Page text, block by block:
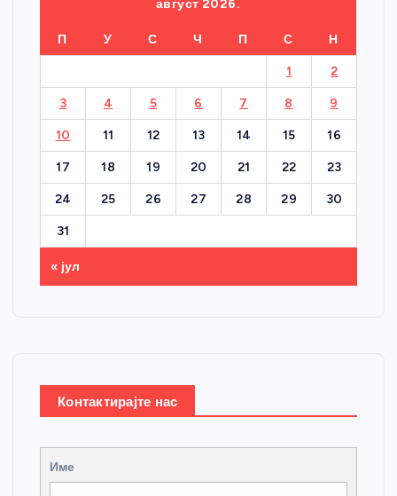
август 2026.
П У С Ч П С Н
1 2
3 4 5 6 7 8 9
10 11 12 13 14 15 16
17 18 19 20 21 22 23
24 25 26 27 28 29 30
31
« јул
Контактирајте нас
Име